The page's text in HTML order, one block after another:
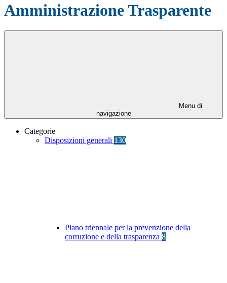
Amministrazione Trasparente
Menu di
navigazione
Categorie
Disposizioni generali 130
Piano triennale per la prevenzione della
corruzione e della trasparenza 8